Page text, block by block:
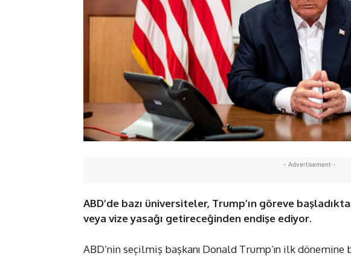
- Advertisement -
ABD’de bazı üniversiteler, Trump’ın göreve
veya vize yasağı getireceğinden endişe ediyor.
ABD’nin seçilmiş başkanı Donald Trump’ın ilk